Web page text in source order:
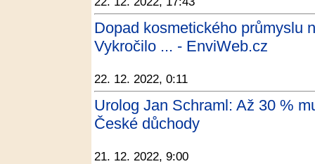
Dopad kosmetického průmyslu
Vykročilo ... - EnviWeb.cz
22. 12. 2022, 0:11
Urolog Jan Schraml: Až 30 %
České důchody
21. 12. 2022, 9:00